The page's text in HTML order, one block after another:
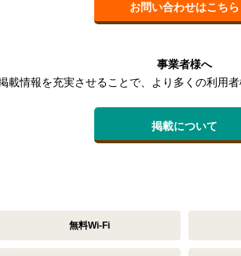
お問い合わせはこちら
事業者様へ
載情報を充実させることで、より多くの利用
掲載について
無料Wi-Fi